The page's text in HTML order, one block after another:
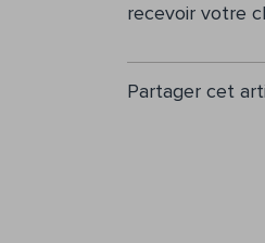
recevoir votre
Partager cet